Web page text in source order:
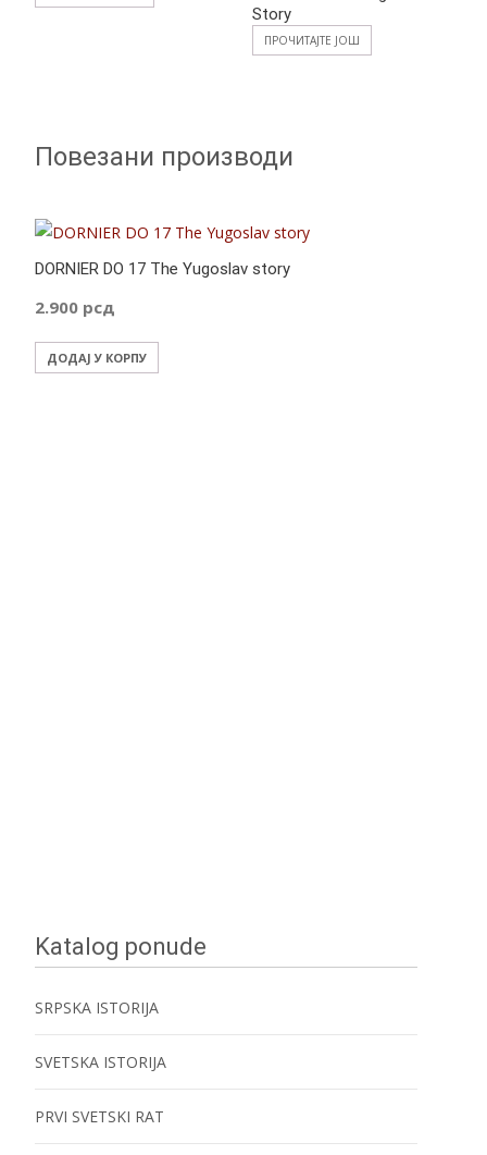
Story
ПРОЧИТАЈТЕ ЈОШ
Повезани производи
DORNIER DO 17 The Yugoslav story
2.900 рсд
ДОДАЈ У КОРПУ
Katalog ponude
SRPSKA ISTORIJA
SVETSKA ISTORIJA
PRVI SVETSKI RAT